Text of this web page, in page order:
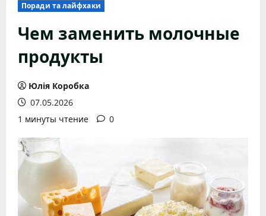
Поради та лайфхаки
Чем заменить молочные
продукты
Юлія Коробка
07.05.2026
1 минуты чтение
0